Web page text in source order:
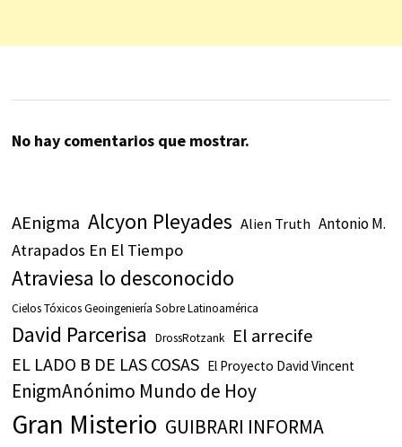
No hay comentarios que mostrar.
AEnigma Alcyon Pleyades Alien Truth Antonio M.
Atrapados En El Tiempo
Atraviesa lo desconocido
Cielos Tóxicos Geoingeniería Sobre Latinoamérica
David Parcerisa DrossRotzank El arrecife
EL LADO B DE LAS COSAS El Proyecto David Vincent
EnigmAnónimo Mundo de Hoy
Gran Misterio GUIBRARI INFORMA